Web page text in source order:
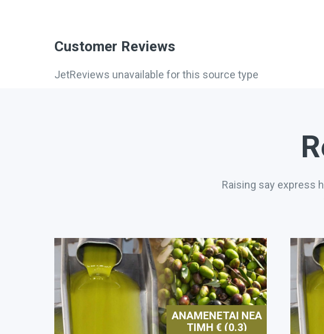
Customer Reviews
JetReviews unavailable for this source type
Raising say express
ΑΝΑΜΕΝΕΤΑΙ ΝΕΑ
ΤΙΜΗ € (0.3)